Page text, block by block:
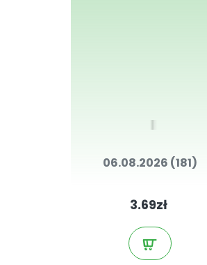
06.08.2026 (181)
3.69zł